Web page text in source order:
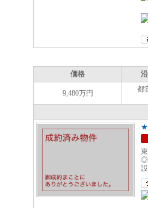
価格
9,480万円 都
★
◎